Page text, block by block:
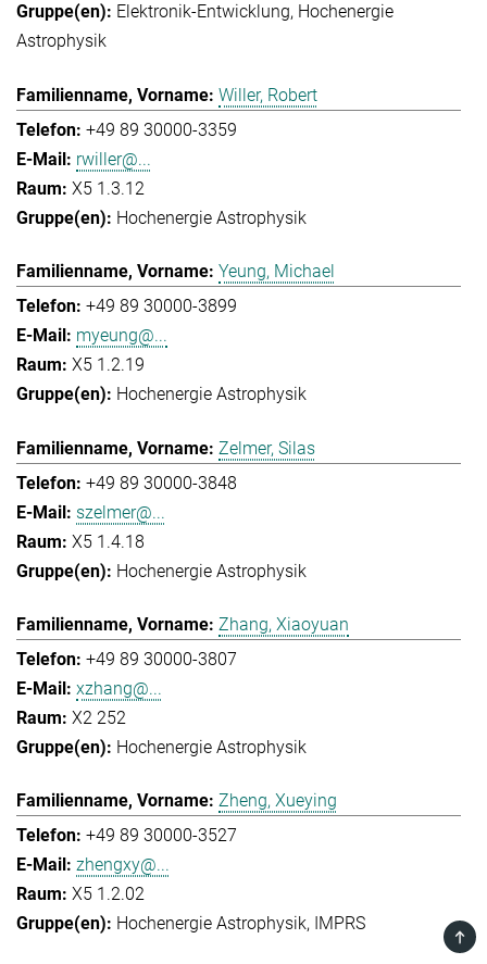
Elektronik-Entwicklung Hochenergie
Astrophysik
Willer, Robert
+49 89 30000-3359
rwiller@...
X5 1.3.12
Hochenergie Astrophysik
Yeung, Michael
+49 89 30000-3899
myeung@...
X5 1.2.19
Hochenergie Astrophysik
Zelmer, Silas
+49 89 30000-3848
szelmer@...
X5 1.4.18
Hochenergie Astrophysik
Zhang, Xiaoyuan
+49 89 30000-3807
xzhang@...
X2 252
Hochenergie Astrophysik
Zheng, Xueying
+49 89 30000-3527
zhengxy@...
X5 1.2.02
Hochenergie Astrophysik
IMPRS
TOP